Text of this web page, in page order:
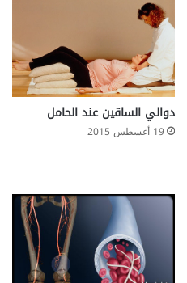
دوالي الساقين عند الحامل
19 أغسطس 2015